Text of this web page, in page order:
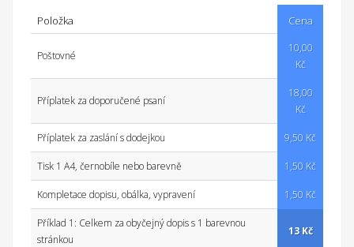
Položka Cena
Poštovné
10,00
Kč
Příplatek za doporučené psaní
18,00
Kč
Příplatek za zaslání s dodejkou 9,50 Kč
Tisk 1 A4, černobíle nebo barevně 1,50 Kč
Kompletace dopisu, obálka, vypravení 1,50 Kč
Příklad 1: Celkem za obyčejný dopis s 1 barevnou
stránkou
13 Kč